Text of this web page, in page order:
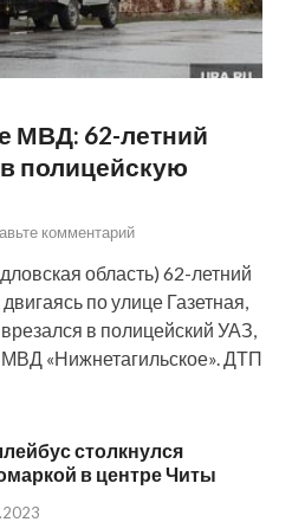
МВД: 62-летний
полицейскую
комментарий
область) 62-летний
по улице Газетная,
в полицейский УАЗ,
«Нижнетагильское». ДТП
столкнулся
в центре Читы